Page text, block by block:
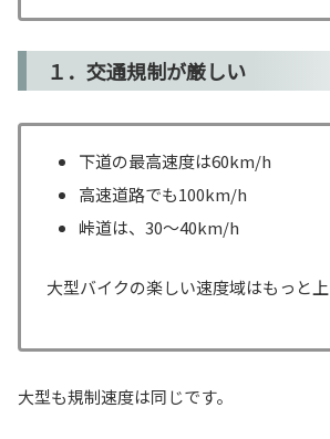
１．交通規制が厳しい
下道の最高速度は60km/h
高速道路でも100km/h
峠道は、30～40km/h
大型バイクの楽しい速度域はもっと上
大型も規制速度は同じです。